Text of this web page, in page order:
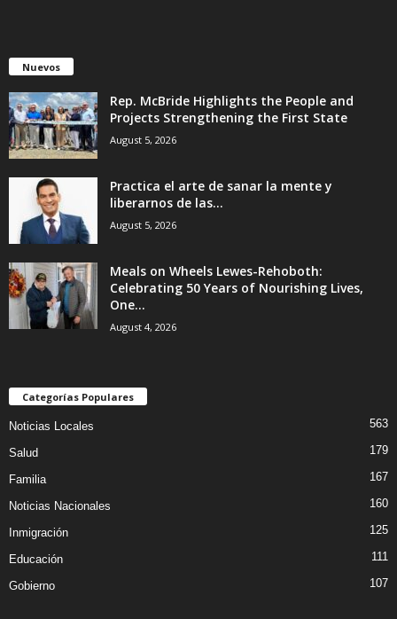
Nuevos
Rep. McBride Highlights the People and
Projects Strengthening the First State
August 5, 2026
Practica el arte de sanar la mente y
liberarnos de las...
August 5, 2026
Meals on Wheels Lewes-Rehoboth:
Celebrating 50 Years of Nourishing Lives,
One...
August 4, 2026
Categorías Populares
Noticias Locales 563
Salud 179
Familia 167
Noticias Nacionales 160
Inmigración 125
Educación 111
Gobierno 107